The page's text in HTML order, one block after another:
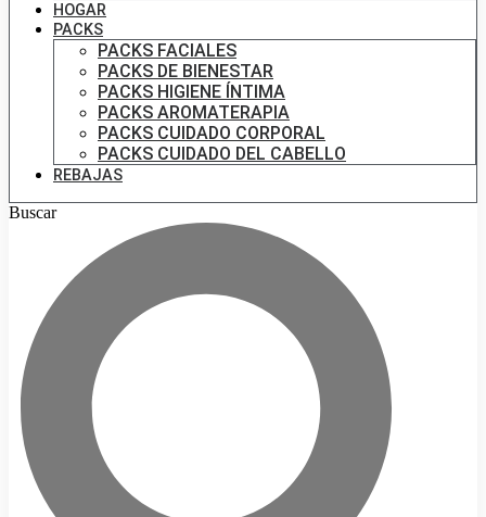
HOGAR
PACKS
PACKS FACIALES
PACKS DE BIENESTAR
PACKS HIGIENE ÍNTIMA
PACKS AROMATERAPIA
PACKS CUIDADO CORPORAL
PACKS CUIDADO DEL CABELLO
REBAJAS
Buscar